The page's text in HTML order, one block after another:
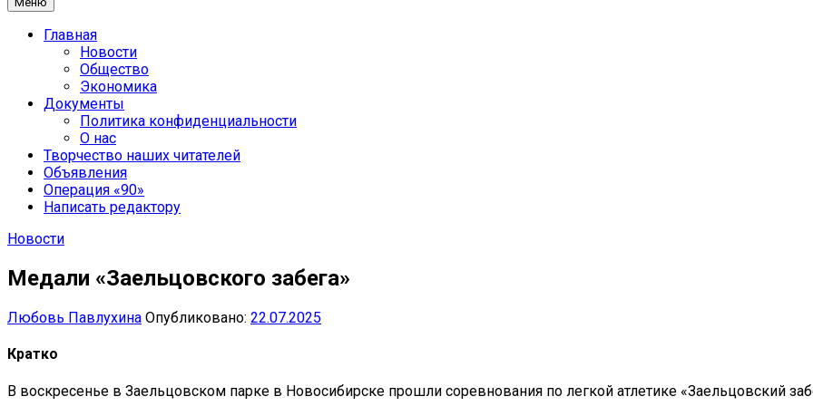
Главная
Новости
Общество
Экономика
Документы
Политика конфиденциальности
О нас
Творчество наших читателей
Объявления
Операция «90»
Написать редактору
Новости
Медали «Заельцовского забега»
Любовь Павлухина Опубликовано: 22.07.2025
Кратко
В воскресенье в Заельцовском парке в Новосибирске прошли соревнования по легкой атлетике «Заельцовский